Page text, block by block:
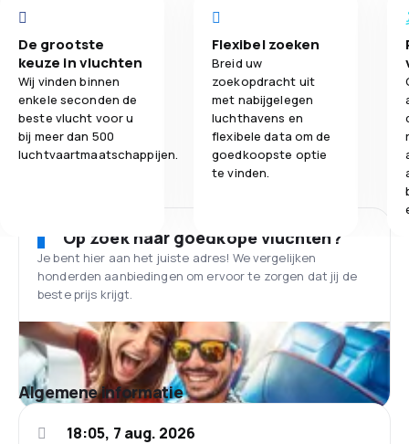
De grootste
keuze in vluchten
Wij vinden binnen
enkele seconden de
beste vlucht voor u
bij meer dan 500
luchtvaartmaatschappijen.
Flexibel zoeken
Breid uw
zoekopdracht uit
met nabijgelegen
luchthavens en
flexibele data om de
goedkoopste optie
te vinden.
Op zoek naar goedkope vluchten?
Je bent hier aan het juiste adres! We vergelijken
honderden aanbiedingen om ervoor te zorgen dat jij de
beste prijs krijgt.
Algemene informatie
18:05, 7 aug. 2026